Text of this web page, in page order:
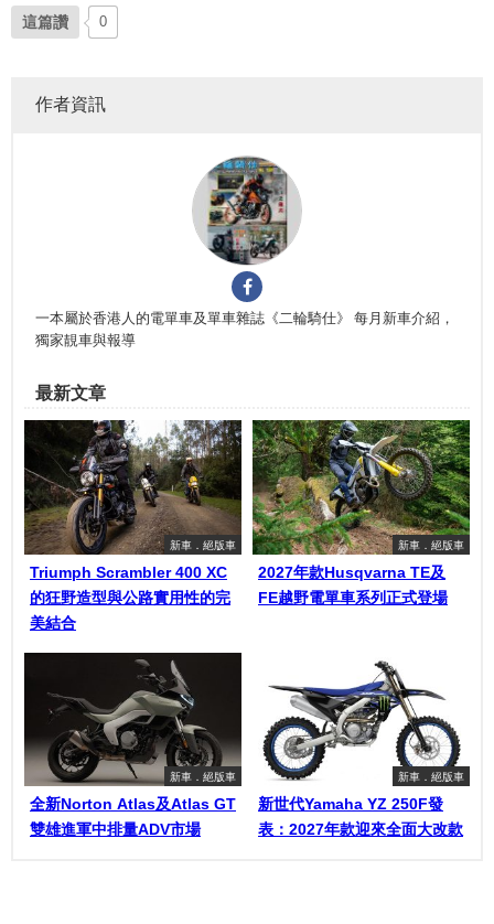
這篇讚 0
作者資訊
一本屬於香港人的電單車及單車雜誌《二輪騎仕》 每月新車介紹，
獨家靚車與報導
最新文章
新車．絕版車
Triumph Scrambler 400 XC
的狂野造型與公路實用性的完
美結合
新車．絕版車
2027年款Husqvarna TE及
FE越野電單車系列正式登場
新車．絕版車
全新Norton Atlas及Atlas GT
雙雄進軍中排量ADV市場
新車．絕版車
新世代Yamaha YZ 250F發
表：2027年款迎來全面大改款